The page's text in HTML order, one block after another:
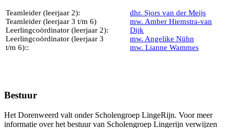
Teamleider (leerjaar 2):
Teamleider (leerjaar 3 t/m 6)
Leerlingcoördinator (leerjaar 2):
Leerlingcoördinator (leerjaar 3
t/m 6)::
dhr. Sjors van der Meijs
mw. Amber Hiemstra-van
Dijk
mw. Angelike Nühn
mw. Lianne Wammes
Bestuur
Het Dorenweerd valt onder Scholengroep LingeRijn. Voor meer
informatie over het bestuur van Scholengroep Lingerijn verwijzen